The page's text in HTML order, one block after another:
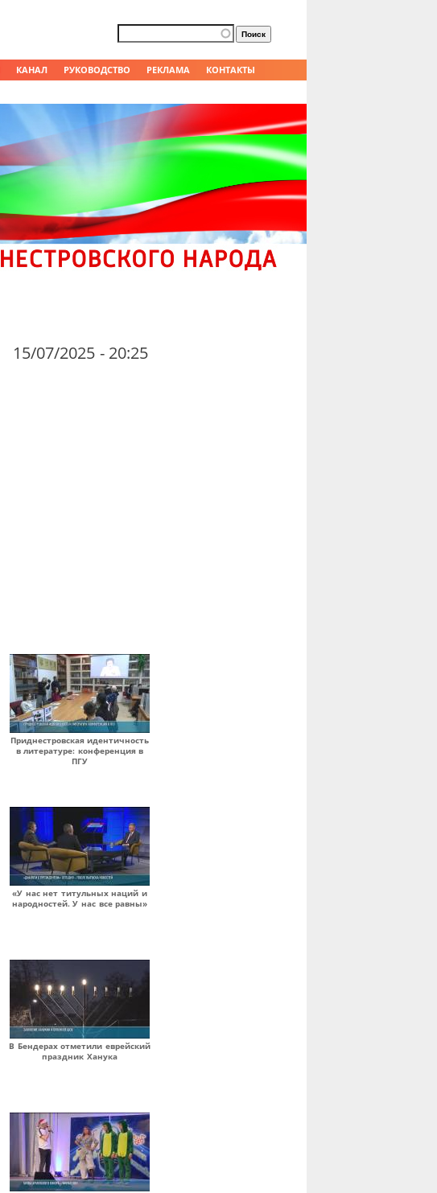
КАНАЛ РУКОВОДСТВО РЕКЛАМА КОНТАКТЫ
Форма поиска
Поиск
15/07/2025 - 20:25
Приднестровская идентичность
в литературе: конференция в
ПГУ
«У нас нет титульных наций и
народностей. У нас все равны»
В Бендерах отметили еврейский
праздник Ханука